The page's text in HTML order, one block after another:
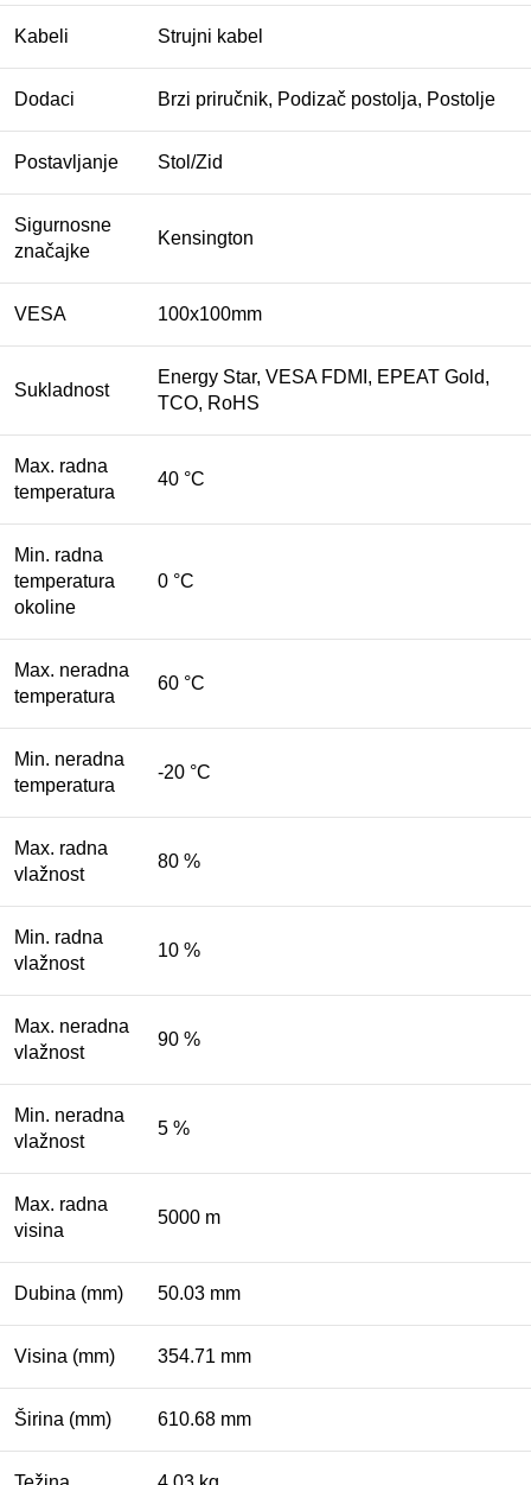
Kabeli Strujni kabel
Dodaci Brzi priručnik, Podizač postolja, Postolje
Postavljanje Stol/Zid
Sigurnosne
značajke
Kensington
VESA 100x100mm
Sukladnost
Energy Star, VESA FDMI, EPEAT Gold,
TCO, RoHS
Max. radna
temperatura
40 °C
Min. radna
temperatura
okoline
0 °C
Max. neradna
temperatura
60 °C
Min. neradna
temperatura
-20 °C
Max. radna
vlažnost
80 %
Min. radna
vlažnost
10 %
Max. neradna
vlažnost
90 %
Min. neradna
vlažnost
5 %
Max. radna
visina
5000 m
Dubina (mm) 50.03 mm
Visina (mm) 354.71 mm
Širina (mm) 610.68 mm